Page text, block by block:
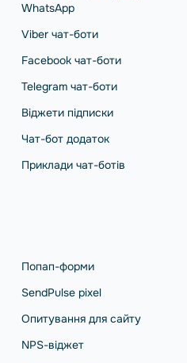
WhatsApp
Viber чат-боти
Facebook чат-боти
Telegram чат-боти
Віджети підписки
Чат-бот додаток
Приклади чат-ботів
Попап-форми
SendPulse pixel
Опитування для сайту
NPS-віджет